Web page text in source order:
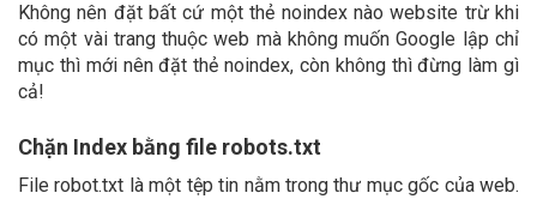
Không nên đặt bất cứ một thẻ noindex nào website trừ khi
có một vài trang thuộc web mà không muốn Google lập chỉ
mục thì mới nên đặt thẻ noindex, còn không thì đừng làm gì
cả!
Chặn Index bằng file robots.txt
File robot.txt là một tệp tin nằm trong thư mục gốc của web.